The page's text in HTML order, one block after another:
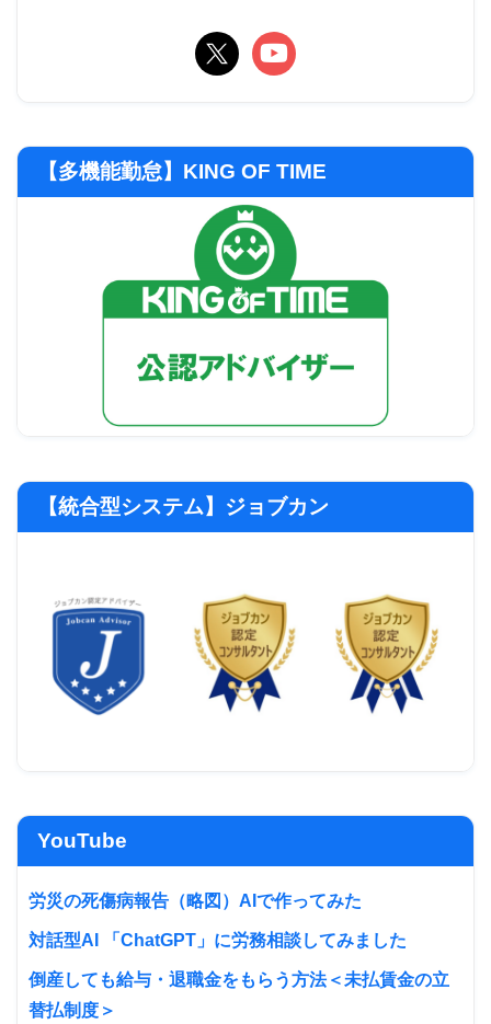
【多機能勤怠】KING OF TIME
【統合型システム】ジョブカン
YouTube
労災の死傷病報告（略図）AIで作ってみた
対話型AI 「ChatGPT」に労務相談してみました
倒産しても給与・退職金をもらう方法＜未払賃金の立
替払制度＞